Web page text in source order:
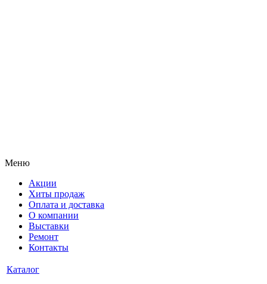
Меню
Акции
Хиты продаж
Оплата и доставка
О компании
Выставки
Ремонт
Контакты
Каталог